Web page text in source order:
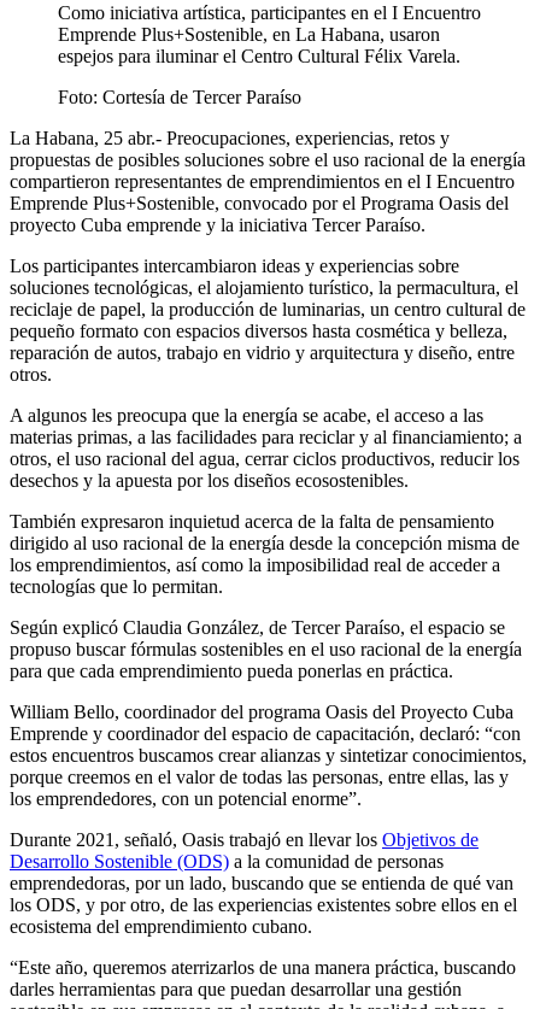
Como iniciativa artística, participantes en el I Encuentro
Emprende Plus+Sostenible, en La Habana, usaron
espejos para iluminar el Centro Cultural Félix Varela.
Foto: Cortesía de Tercer Paraíso
La Habana, 25 abr.- Preocupaciones, experiencias, retos y
propuestas de posibles soluciones sobre el uso racional de la energía
compartieron representantes de emprendimientos en el I Encuentro
Emprende Plus+Sostenible, convocado por el Programa Oasis del
proyecto Cuba emprende y la iniciativa Tercer Paraíso.
Los participantes intercambiaron ideas y experiencias sobre
soluciones tecnológicas, el alojamiento turístico, la permacultura, el
reciclaje de papel, la producción de luminarias, un centro cultural de
pequeño formato con espacios diversos hasta cosmética y belleza,
reparación de autos, trabajo en vidrio y arquitectura y diseño, entre
otros.
A algunos les preocupa que la energía se acabe, el acceso a las
materias primas, a las facilidades para reciclar y al financiamiento; a
otros, el uso racional del agua, cerrar ciclos productivos, reducir los
desechos y la apuesta por los diseños ecosostenibles.
También expresaron inquietud acerca de la falta de pensamiento
dirigido al uso racional de la energía desde la concepción misma de
los emprendimientos, así como la imposibilidad real de acceder a
tecnologías que lo permitan.
Según explicó Claudia González, de Tercer Paraíso, el espacio se
propuso buscar fórmulas sostenibles en el uso racional de la energía
para que cada emprendimiento pueda ponerlas en práctica.
William Bello, coordinador del programa Oasis del Proyecto Cuba
Emprende y coordinador del espacio de capacitación, declaró: “con
estos encuentros buscamos crear alianzas y sintetizar conocimientos,
porque creemos en el valor de todas las personas, entre ellas, las y
los emprendedores, con un potencial enorme”.
Durante 2021, señaló, Oasis trabajó en llevar los Objetivos de
Desarrollo Sostenible (ODS) a la comunidad de personas
emprendedoras, por un lado, buscando que se entienda de qué van
los ODS, y por otro, de las experiencias existentes sobre ellos en el
ecosistema del emprendimiento cubano.
“Este año, queremos aterrizarlos de una manera práctica, buscando
darles herramientas para que puedan desarrollar una gestión